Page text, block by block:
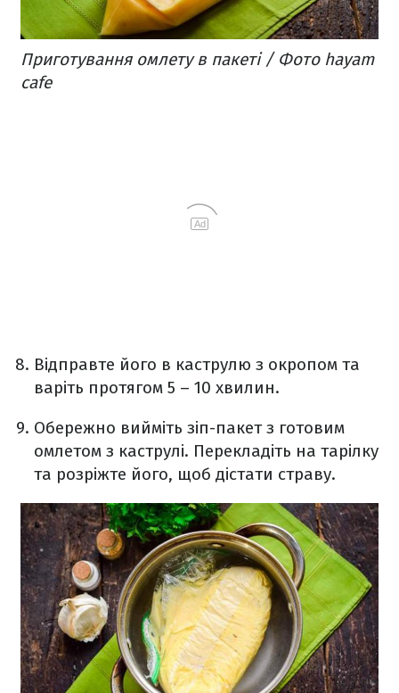
Приготування омлету в пакеті / Фото hayam
cafe
Ad
Відправте його в каструлю з окропом та
варіть протягом 5 – 10 хвилин.
Обережно вийміть зіп-пакет з готовим
омлетом з каструлі. Перекладіть на тарілку
та розріжте його, щоб дістати страву.